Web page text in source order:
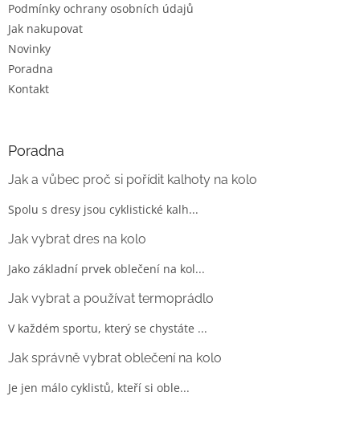
Podmínky ochrany osobních údajů
Jak nakupovat
Novinky
Poradna
Kontakt
Poradna
Jak a vůbec proč si pořídit kalhoty na kolo
Spolu s dresy jsou cyklistické kalh...
Jak vybrat dres na kolo
Jako základní prvek oblečení na kol...
Jak vybrat a používat termoprádlo
V každém sportu, který se chystáte ...
Jak správně vybrat oblečení na kolo
Je jen málo cyklistů, kteří si oble...